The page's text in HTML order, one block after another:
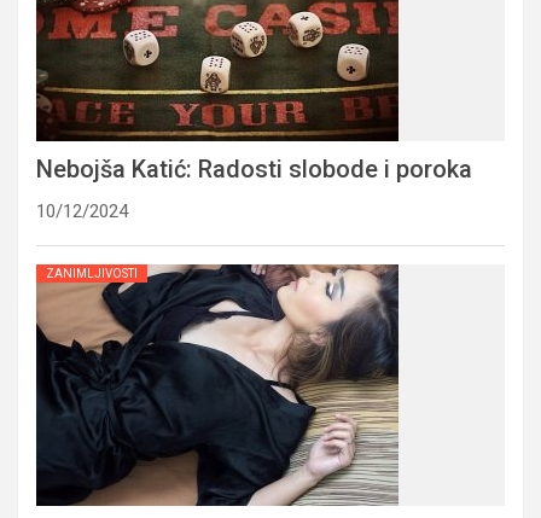
Nebojša Katić: Radosti slobode i poroka
10/12/2024
ZANIMLJIVOSTI